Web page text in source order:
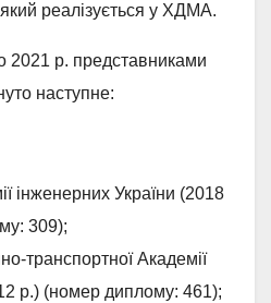
реалізується у ХДМА.
2021 р. представниками
наступне:
інженерних України (2018
309);
транспортної Академії
р.) (номер диплому: 461);